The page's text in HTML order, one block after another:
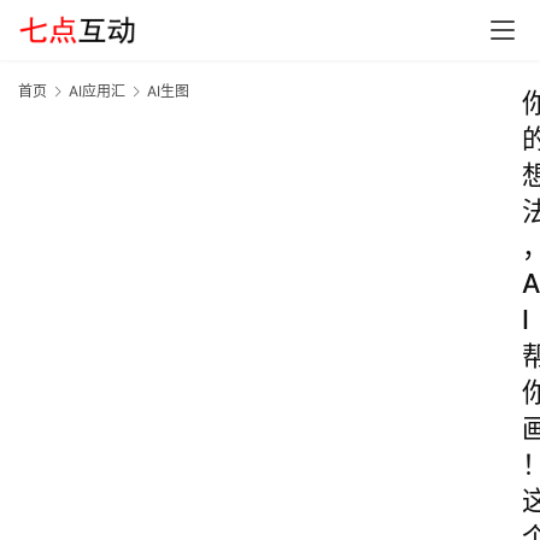
首页 AI应用汇 AI生图
A
I